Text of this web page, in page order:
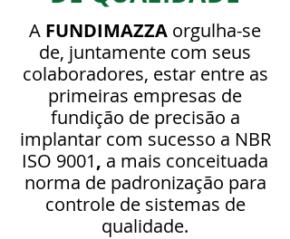
A FUNDIMAZZA orgulha-se
de, juntamente com seus
colaboradores, estar entre as
primeiras empresas de
fundição de precisão a
implantar com sucesso a NBR
ISO 9001, a mais conceituada
norma de padronização para
controle de sistemas de
qualidade.